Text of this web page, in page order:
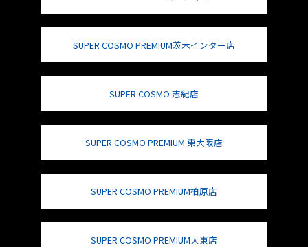
SUPER COSMO PREMIUM茨木インター店
SUPER COSMO 志紀店
SUPER COSMO PREMIUM 東大阪店
SUPER COSMO PREMIUM柏原店
SUPER COSMO PREMIUM大東店